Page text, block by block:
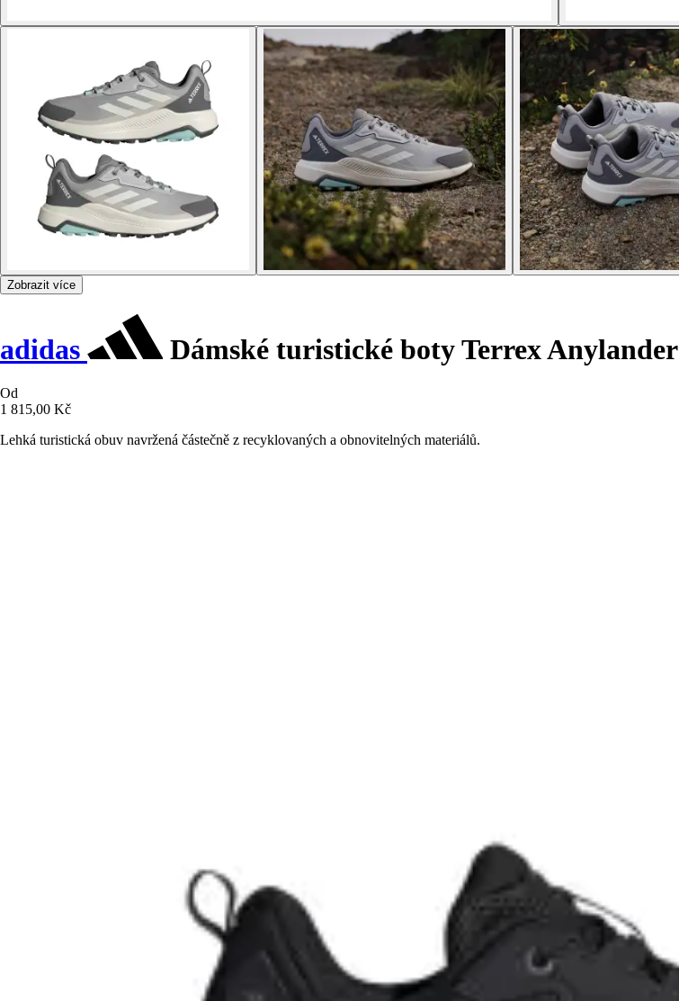
Zobrazit více
adidas Dámské turistické boty Terrex Anylander
Od
1 815,00 Kč
Lehká turistická obuv navržená částečně z recyklovaných a obnovitelných materiálů.